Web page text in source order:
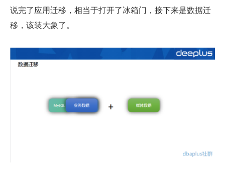
说完了应用迁移，相当于打开了冰箱门，接下来是数据迁
移，该装大象了。